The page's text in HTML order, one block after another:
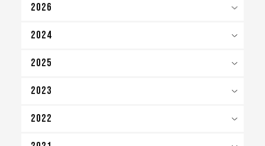
2026
2024
2025
2023
2022